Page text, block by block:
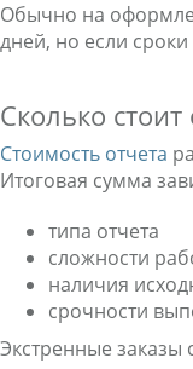
Обычно на
дней, но если
Сколько стоит
Стоимость отчета
Итоговая сумма
типа отчета
сложности
наличия
срочности
Экстренные заказы